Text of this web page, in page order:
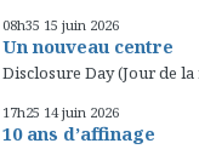
08h35 15 juin 2026
Un nouveau centre
Disclosure Day (Jour de
17h25 14 juin 2026
10 ans d’affinage